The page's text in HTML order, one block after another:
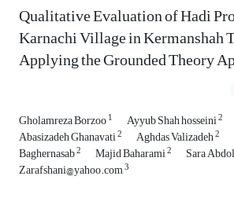
Qualitative Evaluation of Hadi
Karnachi Village in Kermanshah
Applying the Grounded Theory
Gholamreza Borzoo1 Ayyub Shah hosseini2
Abasizadeh Ghanavati2 Aghdas Valizadeh2
Baghernasab2 Majid Baharami2 Sara
Zarafshani@yahoo.com3